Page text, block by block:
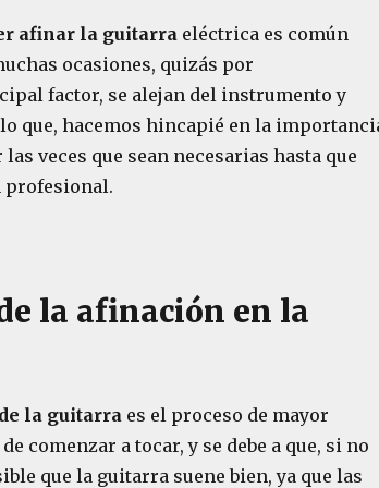
afinar la guitarra eléctrica es común
ocasiones, quizás por
factor, se alejan del instrumento y
que, hacemos hincapié en la
veces que sean necesarias hasta que
profesional.
la afinación en la
la guitarraes el proceso de mayor
comenzar a tocar, y se debe a que, si no
que la guitarra suene bien, ya que las